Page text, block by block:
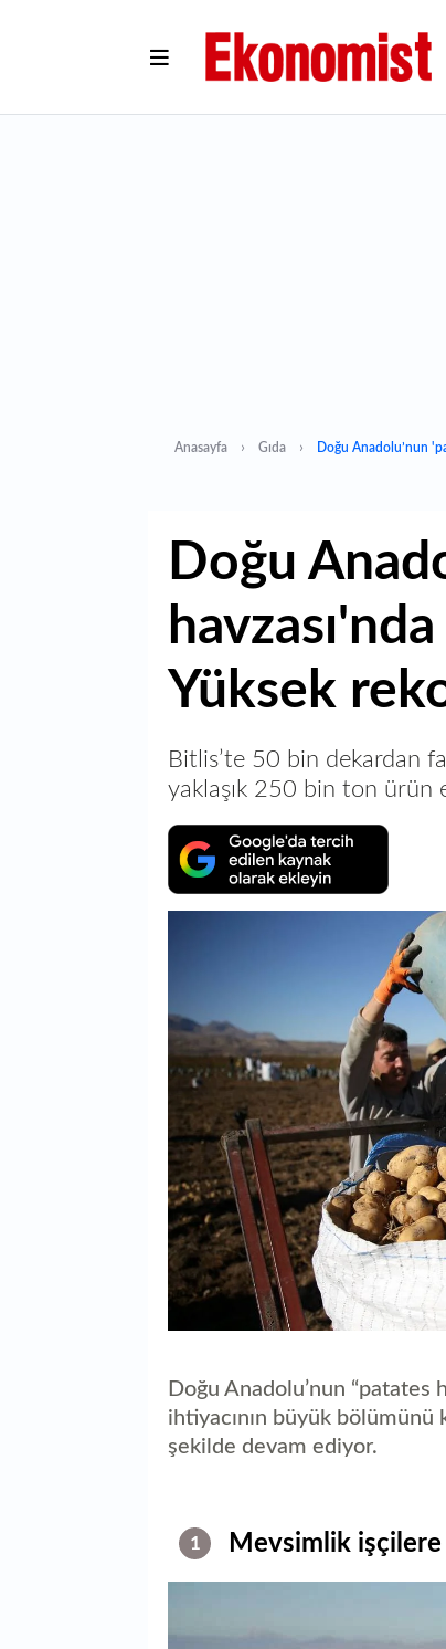
Anasayfa Gıda Doğu Anadolu’nun
Doğu
Yüksek
Bitlis’te 50 bin dekardan
yaklaşık 250 bin ton ürün
Doğu Anadolu’nun “patates
ihtiyacının büyük bölümünü
şekilde devam ediyor.
1 Mevsimlik işçilere